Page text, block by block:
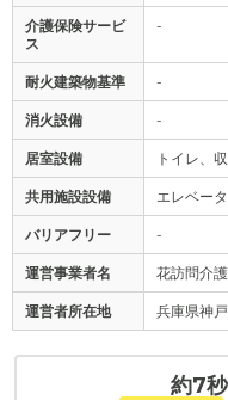
介護保険サービ
ス
-
耐火建築物基準 -
消火設備 -
居室設備 トイレ、
共用施設設備 エレベー
バリアフリー -
運営事業者名 花訪問介
運営者所在地 兵庫県神
約7